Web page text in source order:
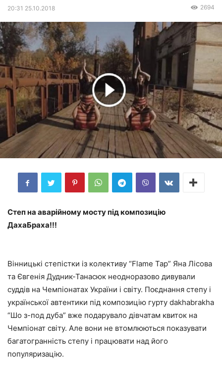
20:31 25.10.2018 2694
Степ на аварійному мосту під композицію
ДахаБраха!!!
Вінницькі степістки із колективу “Flame Tap” Яна Лісова
та Євгенія Дудник-Танасюк неодноразово дивували
суддів на Чемпіонатах України і світу. Поєднання степу і
української автентики під композицію гурту dakhabrakha
“Шо з-под дуба” вже подарувало дівчатам квиток на
Чемпіонат світу. Але вони не втомлюються показувати
багатогранність степу і працювати над його
популяризацію.